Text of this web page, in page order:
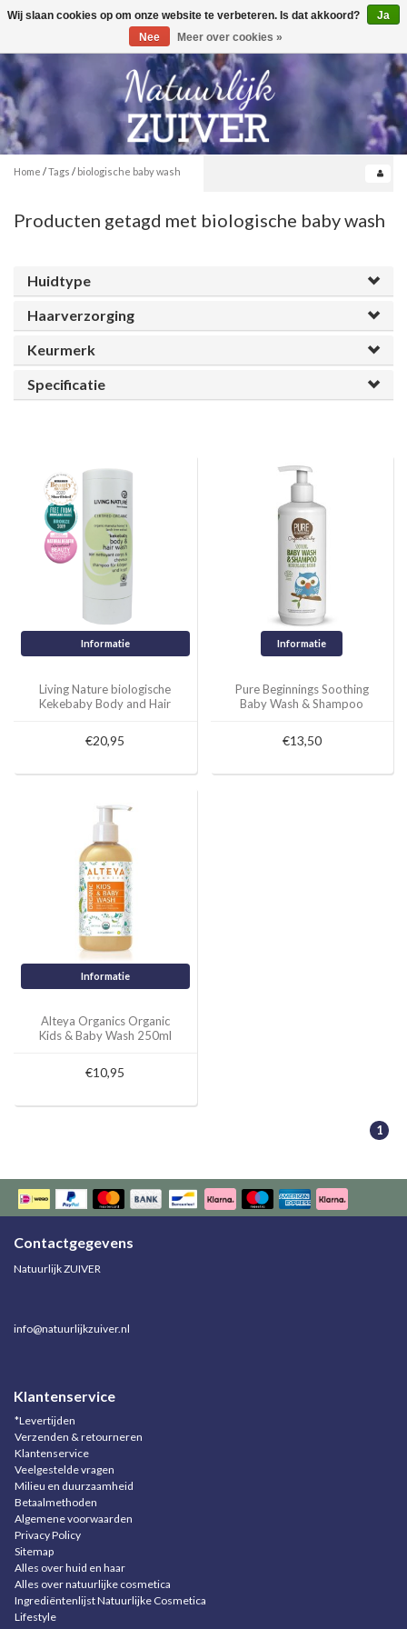
Toggle
0
Home /Tags / biologische baby wash
Producten getagd met biologische baby wash
Huidtype
Haarverzorging
Keurmerk
Specificatie
Informatie
Living Nature biologische
Kekebaby Body and Hair
€20,95
Informatie
Pure Beginnings Soothing
Baby Wash & Shampoo
€13,50
Informatie
Alteya Organics Organic
Kids & Baby Wash 250ml
€10,95
1
Contactgegevens
Natuurlijk ZUIVER
info@natuurlijkzuiver.nl
Klantenservice
*Levertijden
Verzenden & retourneren
Klantenservice
Veelgestelde vragen
Milieu en duurzaamheid
Betaalmethoden
Algemene voorwaarden
Privacy Policy
Sitemap
Alles over huid en haar
Alles over natuurlijke cosmetica
Ingrediëntenlijst Natuurlijke Cosmetica
Lifestyle
Wij slaan cookies op om onze website te verbeteren. Is dat akkoord?
Ja
Nee
Meer over cookies »